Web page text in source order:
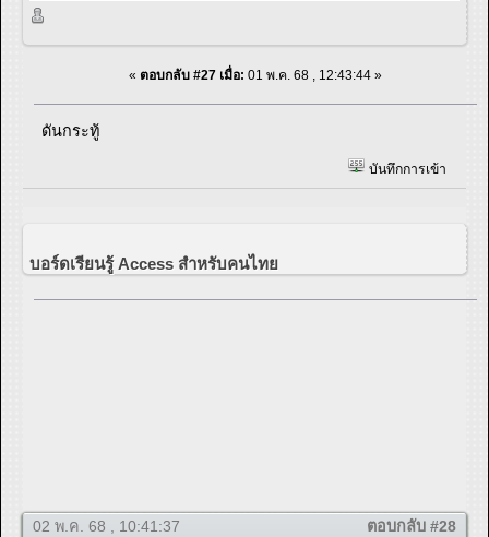
« ตอบกลับ #27 เมื่อ: 01 พ.ค. 68 , 12:43:44 »
ดันกระทู้
บันทึกการเข้า
บอร์ดเรียนรู้ Access สำหรับคนไทย
02 พ.ค. 68 , 10:41:37 ตอบกลับ #28